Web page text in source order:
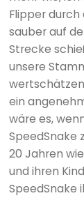
Flipper
sauber auf
Strecke
unsere
ein
wäre es,
SpeedSnake
20 Jahren
und ihren
SpeedSnake